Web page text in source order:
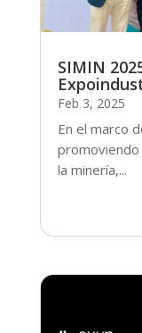
SIMIN
Feb 3, 2025
En el marco
promoviendo
la minería,...